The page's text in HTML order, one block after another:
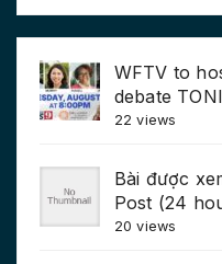
WFTV to
debate
22 views
Bài được
Post (24
20 views